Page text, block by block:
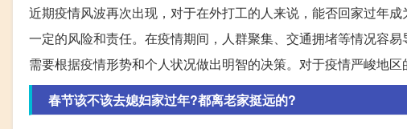
近期疫情风波再次出现，对于在外打工的人来说，能否回家过年
一定的风险和责任。在疫情期间，人群聚集、交通拥堵等情况容
需要根据疫情形势和个人状况做出明智的决策。对于疫情严峻地
春节该不该去媳妇家过年?都离老家挺远的?